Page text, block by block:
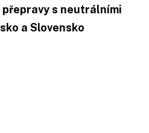
přepravy s neutrálními
a Slovensko